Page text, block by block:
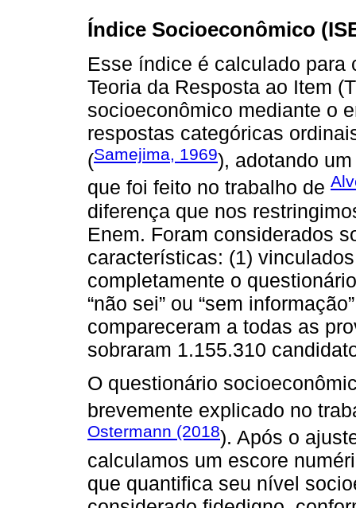
Índice Socioeconômico
Esse índice é calculado para
Teoria da Resposta ao Item
socioeconômico mediante o
respostas categóricas
(Samejima, 1969), adotando
que foi feito no trabalho de
diferença que nos
Enem. Foram considerados
características: (1)
completamente o
“não sei” ou “sem
compareceram a todas as
sobraram 1.155.310
O questionário
brevemente explicado no
Ostermann (2018). Após o
calculamos um escore
que quantifica seu nível